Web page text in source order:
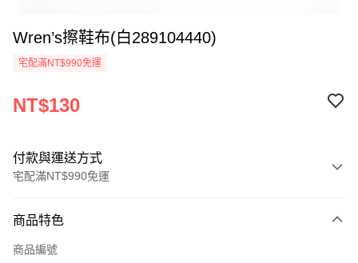
Wren’s擦鞋布(白289104440)
宅配滿NT$990免運
NT$130
付款與運送方式
宅配滿NT$990免運
信用卡一次付款
LINE Pay
商品特色
商品編號